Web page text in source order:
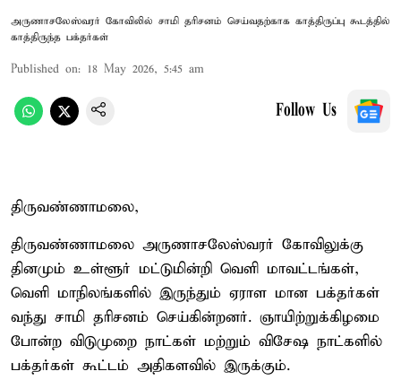
அருணாசலேஸ்வரர் கோவிலில் சாமி தரிசனம் செய்வதற்காக காத்திருப்பு கூடத்தில்
காத்திருந்த பக்தர்கள்
Published on: 18 May 2026, 5:45 am
Follow Us
திருவண்ணாமலை,
திருவண்ணாமலை அருணாசலேஸ்வரர் கோவிலுக்கு
தினமும் உள்ளூர் மட்டுமின்றி வெளி மாவட்டங்கள்,
வெளி மாநிலங்களில் இருந்தும் ஏராள மான பக்தர்கள்
வந்து சாமி தரிசனம் செய்கின்றனர். ஞாயிற்றுக்கிழமை
போன்ற விடுமுறை நாட்கள் மற்றும் விசேஷ நாட்களில்
பக்தர்கள் கூட்டம் அதிகளவில் இருக்கும்.